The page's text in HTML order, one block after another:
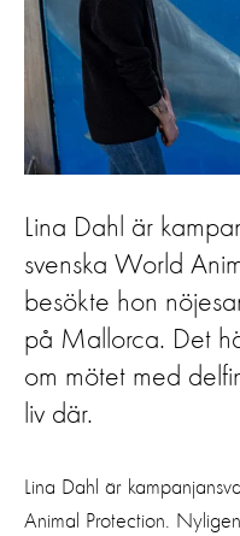
Lina Dahl är
svenska World
besökte hon
på Mallorca. Det
om mötet med
liv där.
Lina Dahl är
Animal Protection.